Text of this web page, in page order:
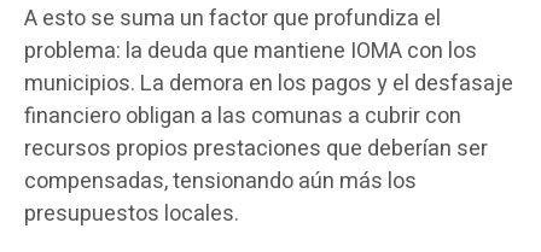
A esto se suma un factor que profundiza el
problema: la deuda que mantiene IOMA con los
municipios. La demora en los pagos y el desfasaje
financiero obligan a las comunas a cubrir con
recursos propios prestaciones que deberían ser
compensadas, tensionando aún más los
presupuestos locales.